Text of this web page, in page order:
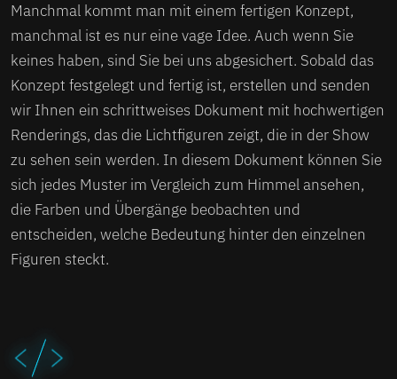
Manchmal kommt man mit einem fertigen Konzept,
manchmal ist es nur eine vage Idee. Auch wenn Sie
keines haben, sind Sie bei uns abgesichert. Sobald das
Konzept festgelegt und fertig ist, erstellen und senden
wir Ihnen ein schrittweises Dokument mit hochwertigen
Renderings, das die Lichtfiguren zeigt, die in der Show
zu sehen sein werden. In diesem Dokument können Sie
sich jedes Muster im Vergleich zum Himmel ansehen,
die Farben und Übergänge beobachten und
entscheiden, welche Bedeutung hinter den einzelnen
Figuren steckt.